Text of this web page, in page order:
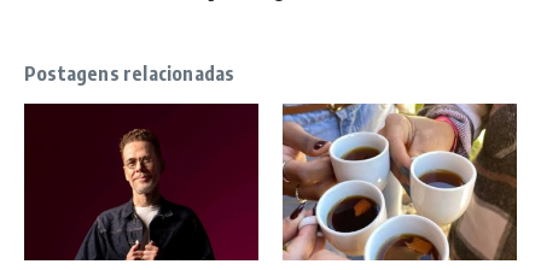
Postagens relacionadas